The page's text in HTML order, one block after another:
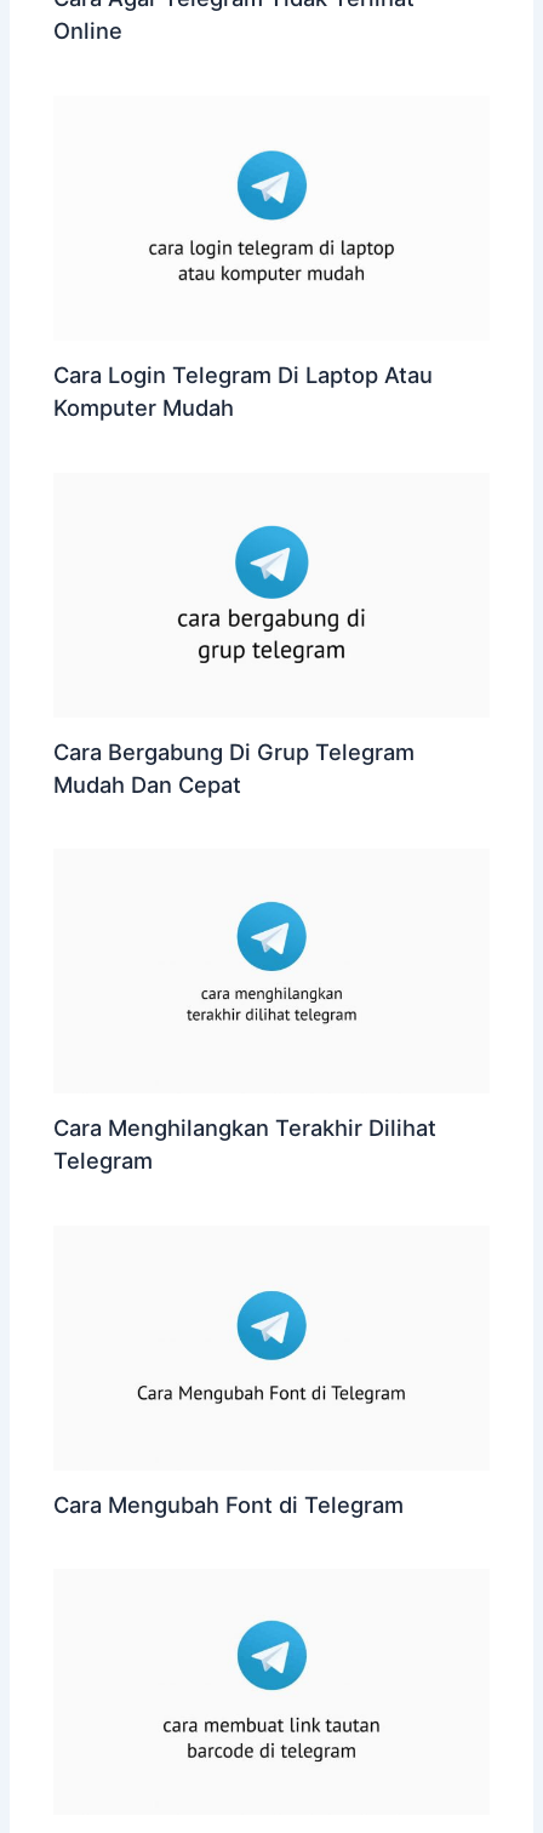
Online
Cara Login Telegram Di Laptop Atau
Komputer Mudah
Cara Bergabung Di Grup Telegram
Mudah Dan Cepat
Cara Menghilangkan Terakhir Dilihat
Telegram
Cara Mengubah Font di Telegram